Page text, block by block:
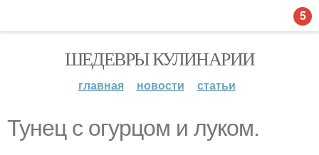
ШЕДЕВРЫ КУЛИНАРИИ
главная новости статьи
Тунец с огурцом и луком.
5